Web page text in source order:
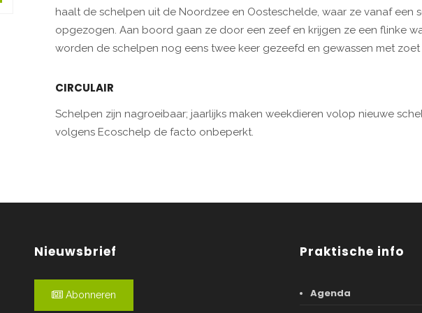
haalt de schelpen uit de Noordzee en Oosteschelde, waar ze vanaf een
opgezogen. Aan boord gaan ze door een zeef en krijgen ze een flinke
worden de schelpen nog eens twee keer gezeefd en gewassen met zoet
CIRCULAIR
Schelpen zijn nagroeibaar; jaarlijks maken weekdieren volop nieuwe
volgens Ecoschelp de facto onbeperkt.
Nieuwsbrief
Abonneren
Praktische info
Agenda